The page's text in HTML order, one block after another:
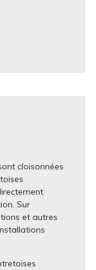
cloisonnées
Sur
et autres